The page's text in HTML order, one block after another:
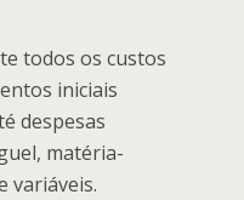
todos os custos
iniciais
despesas
matéria-
variáveis.